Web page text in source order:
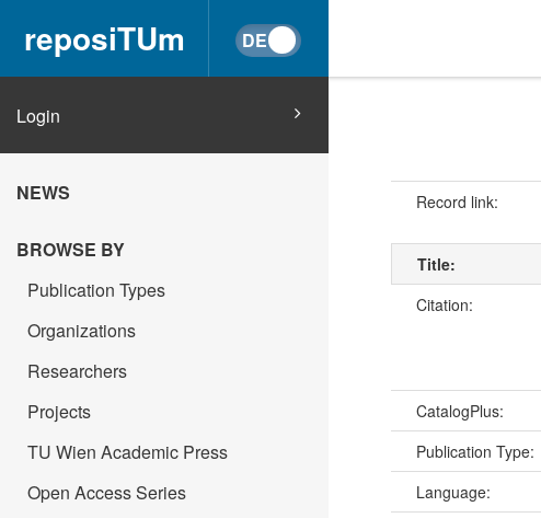
reposiTUm
Login
NEWS
BROWSE BY
Publication Types
Organizations
Researchers
Projects
TU Wien Academic Press
Open Access Series
Record link:
Title:
Citation:
CatalogPlus:
Publication Type:
Language: